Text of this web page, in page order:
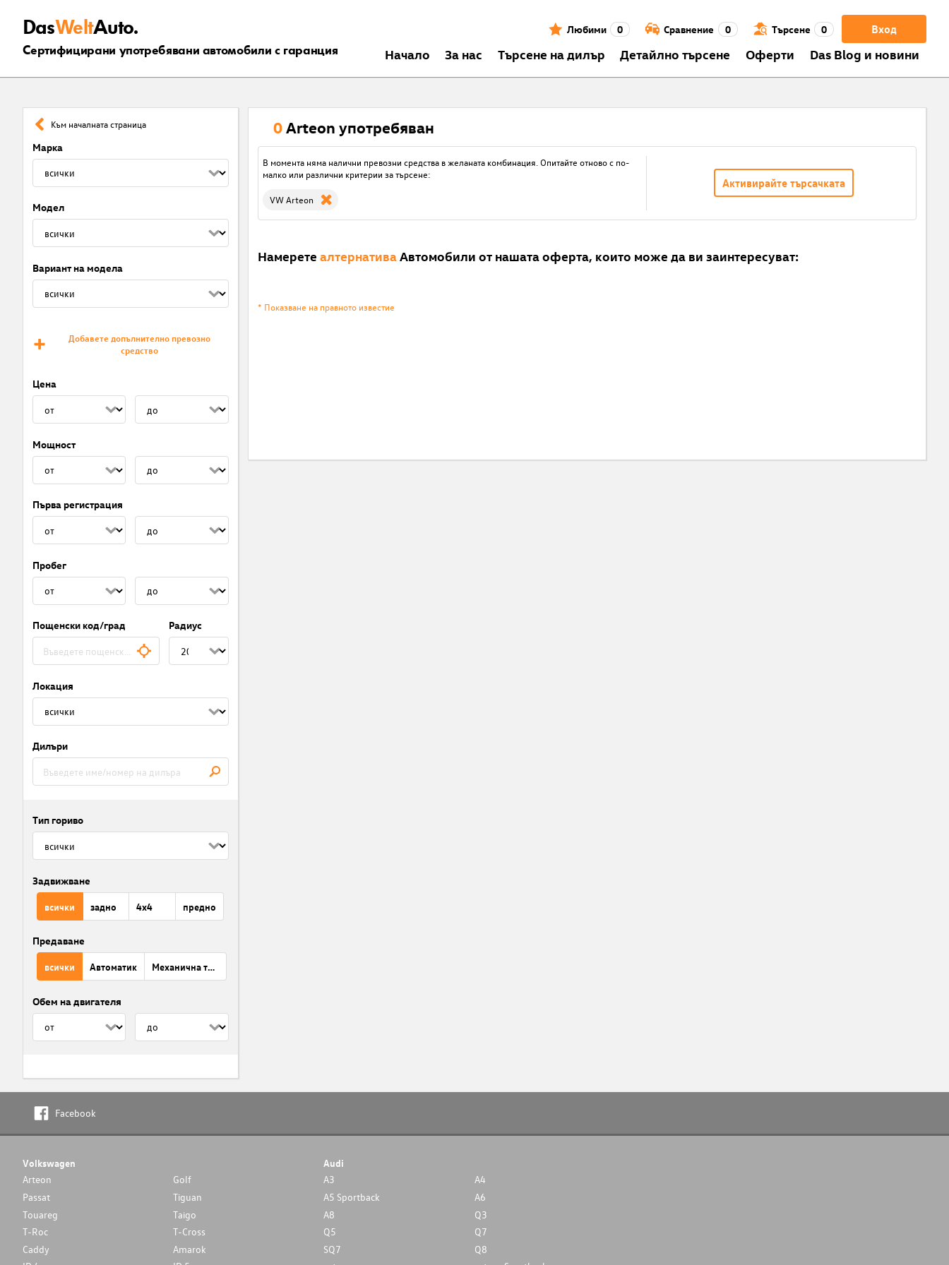
DasWeltAuto.
Сертифицирани употребявани автомобили с гаранция
Вход
Любими 0 Сравнение 0 Търсене 0
Началo За нас Търсене на дилър Детайлно търсене Оферти Das Blog и новини
Към началната страница
Марка
Модел
Вариант на модела
Добавете допълнително превозно
средство
Цена
Мощност
Първа регистрация
Пробег
Пощенски код/град Радиус
Локация
Дилъри
Тип гориво
Задвижване
всички задно 4x4 предно
Предаване
всички Автоматик Механична трансмисия
Обем на двигателя
0 Arteon употребяван
В момента няма налични превозни средства в желаната комбинация. Опитайте отново с по-
малко или различни критерии за търсене:
VW Arteon
Активирайте търсачката
Намерете алтернатива Автомобили от нашата оферта, които може да ви заинтересуват:
* Показване на правното известие
Facebook
Volkswagen
Arteon
Golf
Passat
Tiguan
Touareg
Taigo
T-Roc
T-Cross
Caddy
Amarok
Audi
A3
A4
A5 Sportback
A6
A8
Q3
Q5
Q7
SQ7
Q8